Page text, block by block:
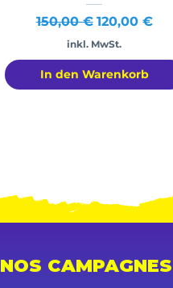
Standardpreis
150,00 € Sale-Preis
120,00 €
inkl. MwSt.
In den Warenkorb
NOS CAMPAGNES